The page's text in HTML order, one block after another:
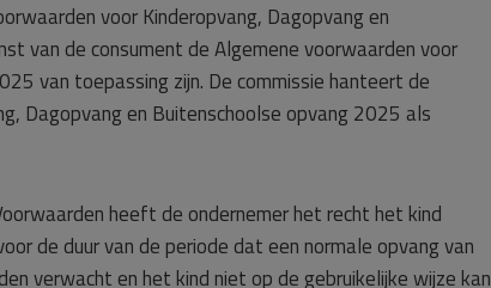
voor Kinderopvang, Dagopvang en
van de consument de Algemene voorwaarden voor
van toepassing zijn. De commissie hanteert de
Dagopvang en Buitenschoolse opvang 2025 als
heeft de ondernemer het recht het kind
de duur van de periode dat een normale opvang van
verwacht en het kind niet op de gebruikelijke wijze kan